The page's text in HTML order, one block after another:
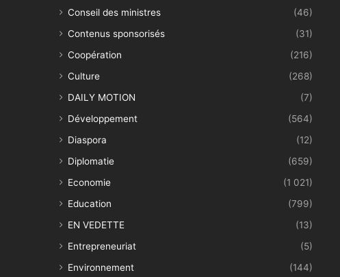
Conseil des ministres
(46)
Contenus sponsorisés
(31)
Coopération
(216)
Culture
(268)
DAILY MOTION
(7)
Développement
(564)
Diaspora
(12)
Diplomatie
(659)
Economie
(1 021)
Education
(799)
EN VEDETTE
(13)
Entrepreneuriat
(5)
Environnement
(144)